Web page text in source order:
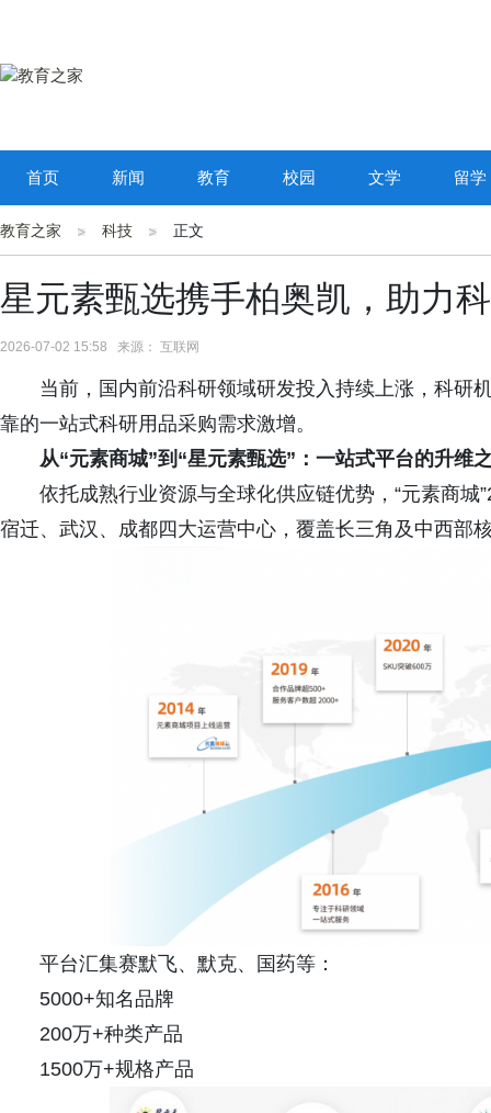
首页 新闻 教育 校园 文学 留学
教育之家 科技 正文
星元素甄选携手柏奥凯，助力
2026-07-02 15:58 来源： 互联网
当前，国内前沿科研领域研发投入持续上涨，科研
靠的一站式科研用品采购需求激增。
从“元素商城”到“星元素甄选”：一站式平台的升维
依托成熟行业资源与全球化供应链优势，“元素商城
宿迁、武汉、成都四大运营中心，覆盖长三角及中西部
平台汇集赛默飞、默克、国药等：
5000+知名品牌
200万+种类产品
1500万+规格产品